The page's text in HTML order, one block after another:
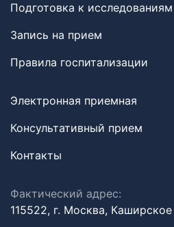
Подготовка к исследованиям
Запись на прием
Правила госпитализации
Электронная приемная
Консультативный прием
Контакты
Фактический адрес:
115522, г. Москва,